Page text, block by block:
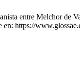
entre Melchor de
https://